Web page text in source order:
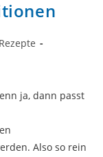
Rezepte
ja, dann passt
Also so rein